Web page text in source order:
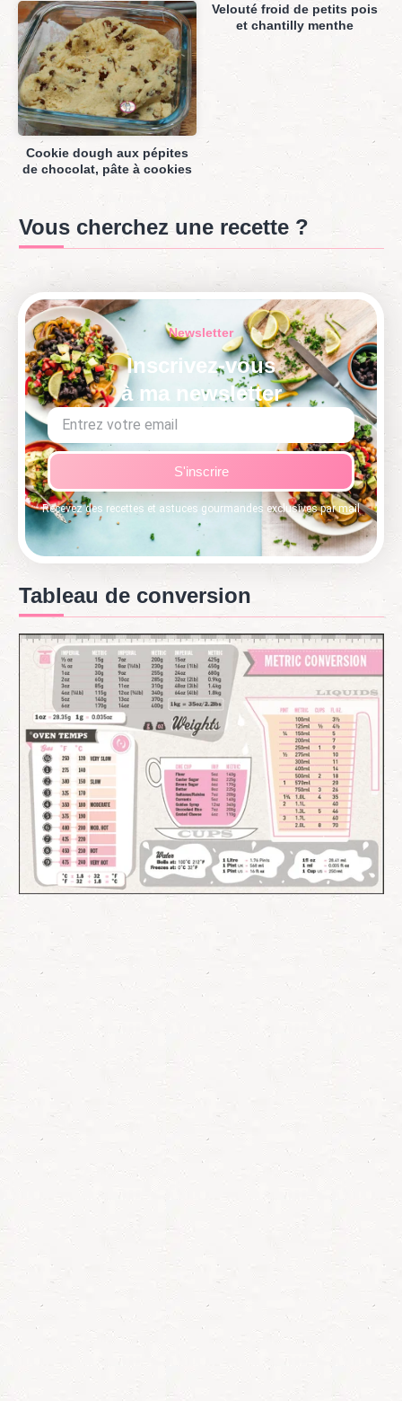
Cookie dough aux pépites
de chocolat, pâte à cookies
Velouté froid de petits pois
et chantilly menthe
Vous cherchez une recette ?
Newsletter
Inscrivez-vous
à ma newsletter
S'inscrire
Recevez des recettes et astuces gourmandes exclusives par mail
Tableau de conversion